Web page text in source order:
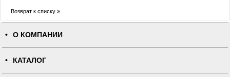
Возврат к списку »
О КОМПАНИИ
КАТАЛОГ